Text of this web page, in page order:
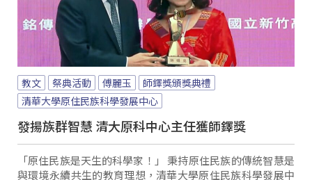
教文 祭典活動 傅麗玉
師鐸獎頒獎典禮
清華大學原住民族科學發展中心
發揚族群智慧 清大原科中心主任獲師鐸獎
「原住民族是天生的科學家！」 秉持原住民族的傳統智慧是
與環境永續共生的教育理想，清華大學原住民族科學發展中